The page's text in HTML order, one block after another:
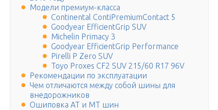
Модели премиум-класса
Continental ContiPremiumContact 5 ​
Goodyear EfficientGrip SUV
Michelin Primacy 3
Goodyear EfficientGrip Performance
Pirelli P Zero SUV
Toуo Proxes CF2 SUV 215/60 R17 96V
Рекомендации по эксплуатации
Чем отличаются между собой шины для
внедорожников
Ошиповка АТ и МТ шин